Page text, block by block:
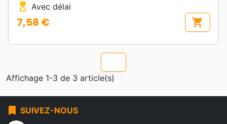
hourglass_top Avec délai
Prix
7,58 € shopping_cart
Affichage 1-3 de 3 article(s)
bookmark SUIVEZ-NOUS